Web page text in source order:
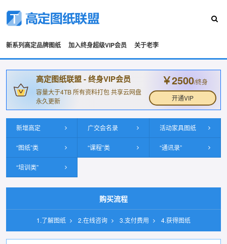
新系列高定品牌图纸 加入终身超级VIP会员 关于老李
高定图纸联盟 - 终身VIP会员
容量大于4TB 所有资料打包 共享云网盘
永久更新
￥2500/终身
开通VIP
新增高定 广交会名录 活动家具图纸
“图纸”类 “课程”类 “通讯录”
“培训类”
购买流程
1.了解图纸 2.在线咨询 3.支付费用 4.获得图纸